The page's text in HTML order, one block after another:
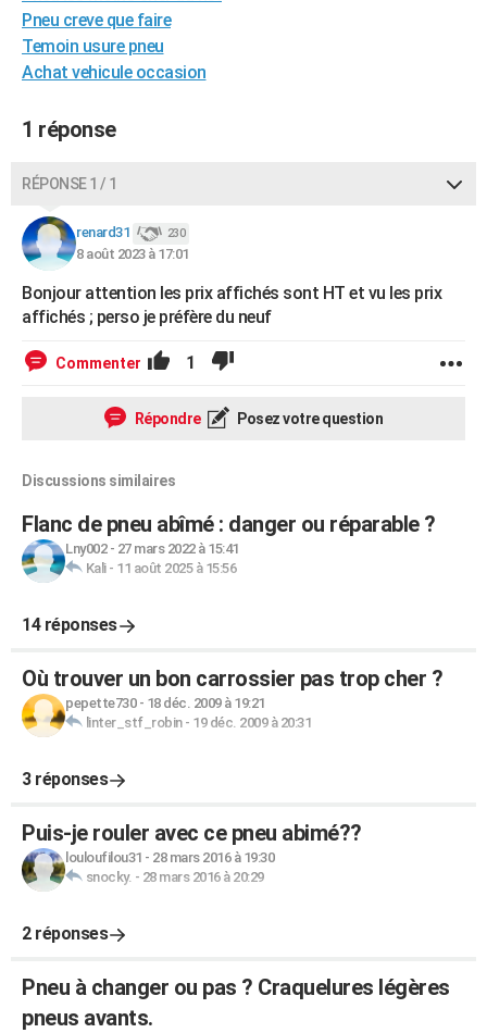
Carte de Noël
Carte Bonne année
Carte Saint-Valentin
Carte Pâques
Carte d'anniversaire
DICTIONNAIRE
Dictionnaire
Biographies
Citations
Expressions
Proverbes
COPAINS D'AVANT
S'inscrire
Se connecter
Lycées
Collèges
Primaires
Universités
Entreprises
Service militaire
Avis de recherche
AVIS DE DÉCÈS
FORUM
Bricolage
Lifestyle
Culture
Sport
Auto
Television
Voyage
Cinema
Pneu creve que faire
Temoin usure pneu
Achat vehicule occasion
1 réponse
RÉPONSE 1 / 1
renard31 230
8 août 2023 à 17:01
Bonjour attention les prix affichés sont HT et vu les prix
affichés ; perso je préfère du neuf
Commenter 1
Répondre Posez votre question
Discussions similaires
Flanc de pneu abîmé : danger ou réparable ?
Lny002- 27 mars 2022 à 15:41
Kali- 11 août 2025 à 15:56
14 réponses
Où trouver un bon carrossier pas trop cher ?
pepette730- 18 déc. 2009 à 19:21
linter_stf_robin- 19 déc. 2009 à 20:31
3 réponses
Puis-je rouler avec ce pneu abimé??
louloufilou31 - 28 mars 2016 à 19:30
snocky. - 28 mars 2016 à 20:29
2 réponses
Pneu à changer ou pas ? Craquelures légères
pneus avants.